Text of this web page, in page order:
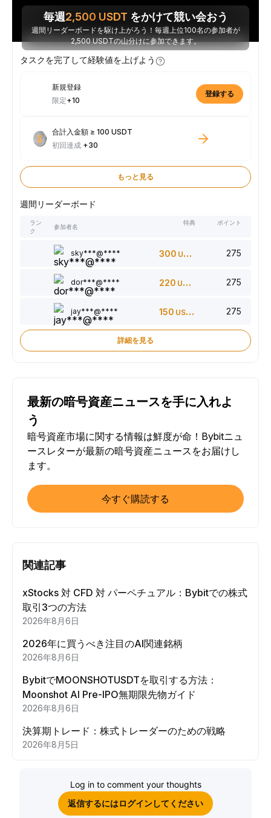
毎週2,500 USDT をかけて競い会おう
週間リーダーボードを駆け上がろう！毎週上位100名の参加者が
2,500 USDTの山分けに参加できます。
タスクを完了して経験値を上げよう
新規登録
限定+10
登録する
合計入金額 ≥ 100 USDT
初回達成 +30
もっと見る
週間リーダーボード
ラン
ク
参加者名
特典 ポイント
sky***@**** 300 USDT 275
dor***@**** 220 USDT 275
jay***@**** 150 USDT 275
詳細を見る
最新の暗号資産ニュースを手に入れよ
う
暗号資産市場に関する情報は鮮度が命！Bybitニュ
ースレターが最新の暗号資産ニュースをお届けし
ます。
今すぐ購読する
関連記事
xStocks 対 CFD 対 パーペチュアル：Bybitでの株式
取引3つの方法
2026年8月6日
2026年に買うべき注目のAI関連銘柄
2026年8月6日
BybitでMOONSHOTUSDTを取引する方法：
Moonshot AI Pre-IPO無期限先物ガイド
2026年8月6日
決算期トレード：株式トレーダーのための戦略
2026年8月5日
Log in to comment your thoughts
返信するにはログインしてください